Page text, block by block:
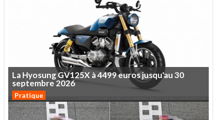
LaHyosungGV125X à4499eurosjusqu'au30
septembre 2026
Pratique